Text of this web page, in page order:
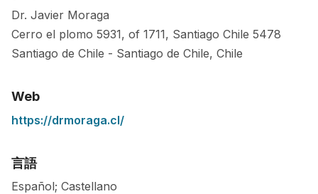
Dr. Javier Moraga
Cerro el plomo 5931, of 1711, Santiago Chile 5478
Santiago de Chile - Santiago de Chile, Chile
Web
https://drmoraga.cl/
言語
Español; Castellano